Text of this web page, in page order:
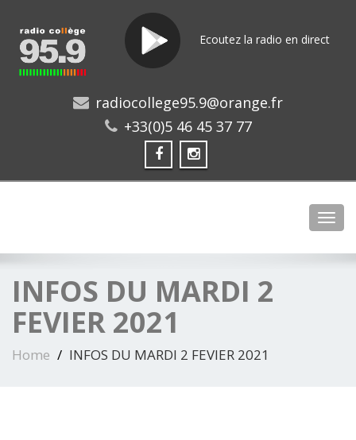
Ecoutez la radio en direct
radiocollege95.9@orange.fr
+33(0)5 46 45 37 77
INFOS DU MARDI 2
FEVIER 2021
Home INFOS DU MARDI 2 FEVIER 2021